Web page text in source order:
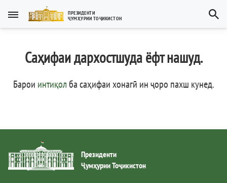
ПРЕЗИДЕНТИ
ҶУМҲУРИИ ТОҶИКИСТОН
Тоҷикӣ
Тоҷикӣ
English
العربية
Тоҷикистон
Рамзҳои давлатӣ
Президент
Ҳукумат
Саҳифаи дархостшуда ёфт нашуд.
Барои интиқолба саҳифаи хонагӣ ин ҷоро пахш кунед.
Президенти
Ҷумҳурии Тоҷикистон